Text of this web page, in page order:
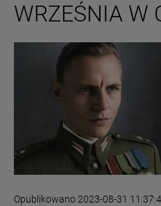
WRZEŚNIA W
Opublikowano 2023-08-31